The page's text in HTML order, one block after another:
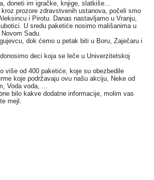
doneti im igračke, knjige, slatkiše...
prozore zdravstvenih ustanova, počeli smo
i Pirotu. Danas nastavljamo u Vranju,
U sredu paketiće nosimo mališanima u
Sadu.
dok ćemo u petak biti u Boru, Zaječaru i
deci koja se leče u Univerzitetskoj
više od 400 paketiće, koje su obezbedile
koje podržavaju ovu našu akciju, Neke od
Voda voda, ...
bilo kakve dodatne informacije, molim vas
mejl.